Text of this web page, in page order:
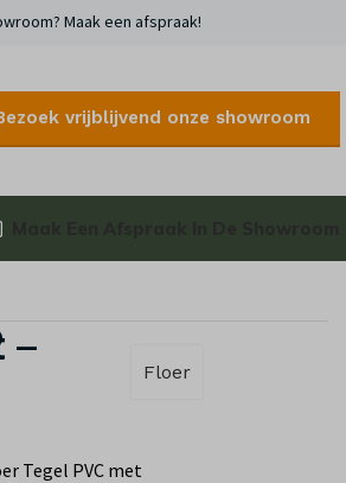
Maak een afspraak!
vrijblijvend onze showroom
Floer
Tegel PVC met